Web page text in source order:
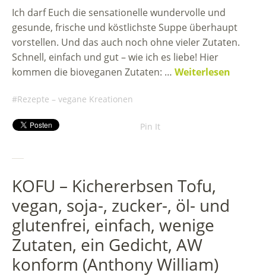
Ich darf Euch die sensationelle wundervolle und
gesunde, frische und köstlichste Suppe überhaupt
vorstellen. Und das auch noch ohne vieler Zutaten.
Schnell, einfach und gut – wie ich es liebe! Hier
kommen die bioveganen Zutaten: … Weiterlesen
Rezepte – vegane Kreationen
Pin It
KOFU – Kichererbsen Tofu,
vegan, soja-, zucker-, öl- und
glutenfrei, einfach, wenige
Zutaten, ein Gedicht, AW
konform (Anthony William)